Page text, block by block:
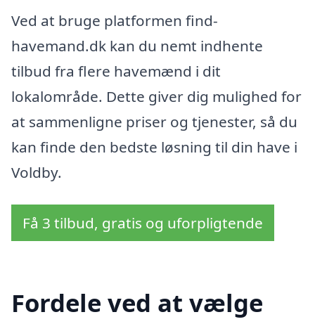
Ved at bruge platformen find-
havemand.dk kan du nemt indhente
tilbud fra flere havemænd i dit
lokalområde. Dette giver dig mulighed for
at sammenligne priser og tjenester, så du
kan finde den bedste løsning til din have i
Voldby.
Få 3 tilbud, gratis og uforpligtende
Fordele ved at vælge